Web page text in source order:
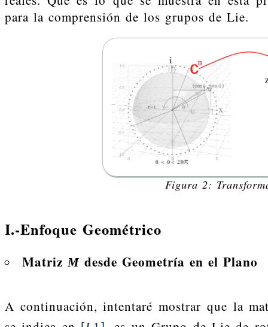
para la comprensión de los grupos de Lie.
Figura 2:
I.-Enfoque Geométrico
MatrizM desde Geometría en el Plano
A continuación, intentaré mostrar que la